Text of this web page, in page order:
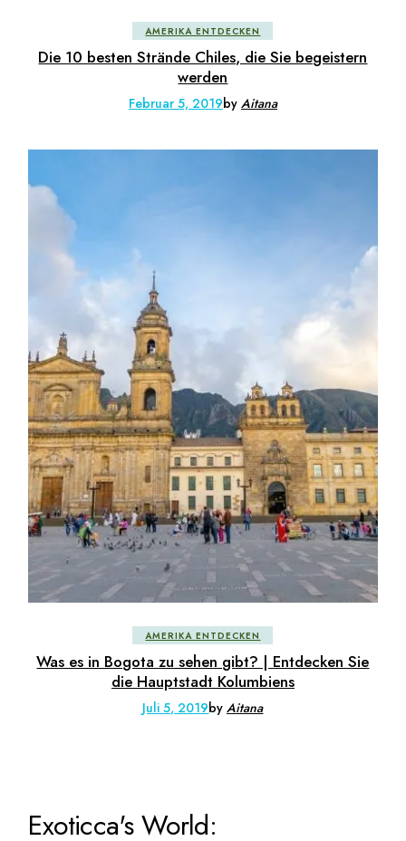
AMERIKA ENTDECKEN
Die 10 besten Strände Chiles, die Sie begeistern
werden
Februar 5, 2019by Aitana
AMERIKA ENTDECKEN
Was es in Bogota zu sehen gibt? | Entdecken Sie
die Hauptstadt Kolumbiens
Juli 5, 2019byAitana
Exoticca's World: